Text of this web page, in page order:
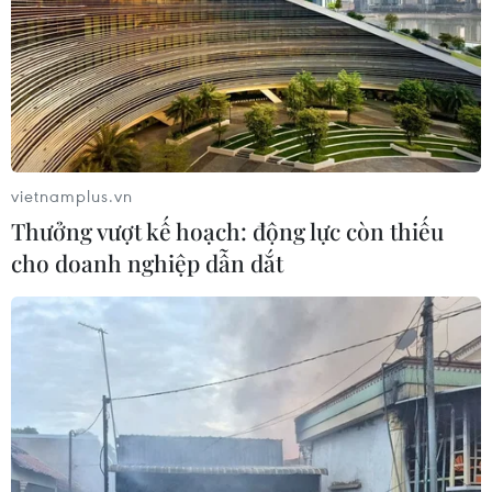
đảo
04/08/2026 03:17
ASEAN Cup 2026: "Chìa khóa" giúp
tuyển Việt Nam quật ngã Indonesia
ASEAN Cup 2026: Đội tuyển Việt
Nam tạo "cơn địa chấn" trên truyền
thông khu vực
04/08/2026 02:45
Báo chí Đông Nam Á "dậy
sóng" vì tuyển Việt Nam, chỉ ra lý do
vietnamplus.vn
Thưởng vượt kế hoạch: động lực còn thiếu
cho doanh nghiệp dẫn dắt